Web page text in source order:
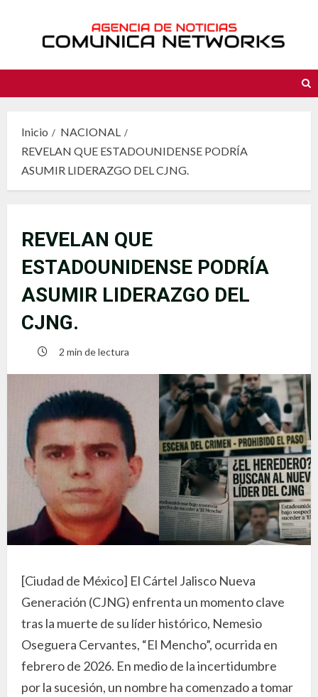
contenido
Inicio
NACIONAL
REVELAN QUE ESTADOUNIDENSE PODRÍA
ASUMIR LIDERAZGO DEL CJNG.
REVELAN QUE
ESTADOUNIDENSE PODRÍA
ASUMIR LIDERAZGO DEL
CJNG.
2 min de lectura
[Ciudad de México] El Cártel Jalisco Nueva
Generación (CJNG) enfrenta un momento clave
tras la muerte de su líder histórico, Nemesio
Oseguera Cervantes, “El Mencho”, ocurrida en
febrero de 2026. En medio de la incertidumbre
por la sucesión, un nombre ha comenzado a tomar